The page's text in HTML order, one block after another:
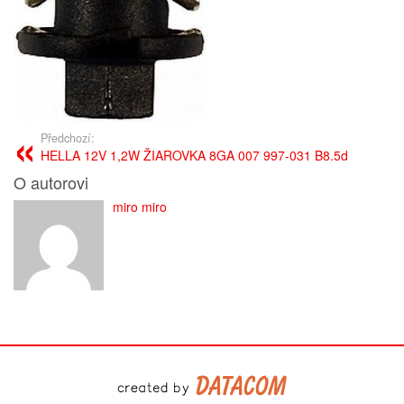
Předchozí:
HELLA 12V 1,2W ŽIAROVKA 8GA 007 997-031 B8.5d
O autorovi
miro miro